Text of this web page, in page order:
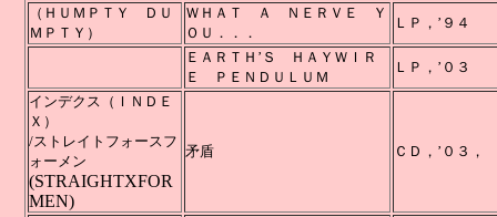
（ＨＵＭＰＴＹ ＤＵ
ＭＰＴＹ）
ＷＨＡＴ Ａ ＮＥＲＶＥ Ｙ
ＯＵ．．．
ＬＰ
ＥＡＲＴＨ’Ｓ ＨＡＹＷＩＲ
Ｅ ＰＥＮＤＵＬＵＭ
ＬＰ
インデクス（ＩＮＤＥ
Ｘ）
/ストレイトフォースフ
ォーメン
(STRAIGHTXFOR
MEN)
矛盾 ＣＤ，’０３，